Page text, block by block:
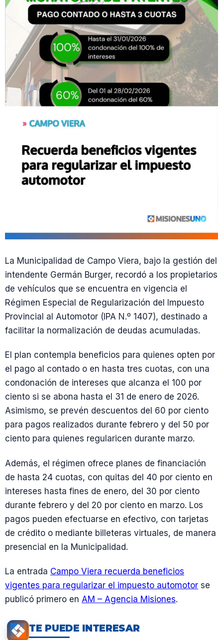
La Municipalidad de Campo Viera, bajo la gestión del
intendente Germán Burger, recordó a los propietarios
de vehículos que se encuentra en vigencia el
Régimen Especial de Regularización del Impuesto
Provincial al Automotor (IPA N.º 1407), destinado a
facilitar la normalización de deudas acumuladas.
El plan contempla beneficios para quienes opten por
el pago al contado o en hasta tres cuotas, con una
condonación de intereses que alcanza el 100 por
ciento si se abona hasta el 31 de enero de 2026.
Asimismo, se prevén descuentos del 60 por ciento
para pagos realizados durante febrero y del 50 por
ciento para quienes regularicen durante marzo.
Además, el régimen ofrece planes de financiación
de hasta 24 cuotas, con quitas del 40 por ciento en
intereses hasta fines de enero, del 30 por ciento
durante febrero y del 20 por ciento en marzo. Los
pagos pueden efectuarse en efectivo, con tarjetas
de crédito o mediante billeteras virtuales, de manera
presencial en la Municipalidad.
La entrada Campo Viera recuerda beneficios
vigentes para regularizar el impuesto automotor se
publicó primero en AM – Agencia Misiones.
TE PUEDE INTERESAR